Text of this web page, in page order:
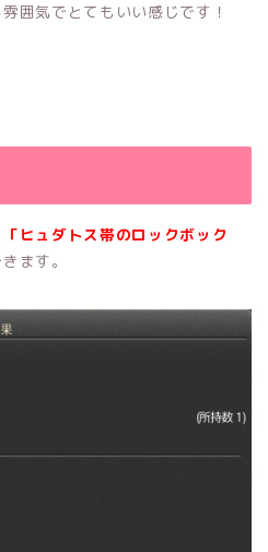
囲気でとてもいい感じです！
「ヒュダトス帯のロックボック
ます。